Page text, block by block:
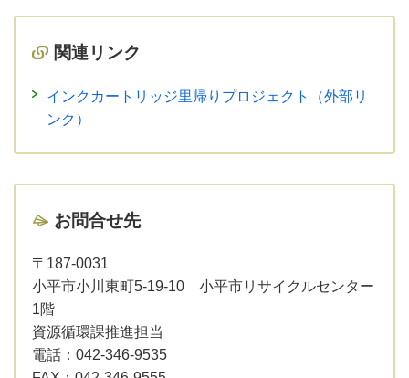
関連リンク
インクカートリッジ里帰りプロジェクト（外部リ
ンク）
お問合せ先
〒187-0031
小平市小川東町5-19-10 小平市リサイクルセンター
1階
資源循環課推進担当
電話： 042-346-9535